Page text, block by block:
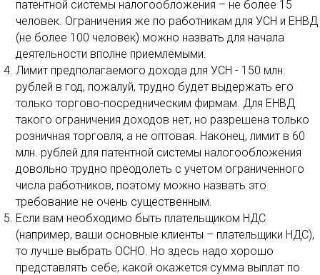
патентной системы налогообложения – не более 15
человек. Ограничения же по работникам для УСН и ЕНВД
(не более 100 человек) можно назвать для начала
деятельности вполне приемлемыми.
Лимит предполагаемого дохода для УСН - 150 млн.
рублей в год, пожалуй, трудно будет выдержать его
только торгово-посредническим фирмам. Для ЕНВД
такого ограничения доходов нет, но разрешена только
розничная торговля, а не оптовая. Наконец, лимит в 60
млн. рублей для патентной системы налогообложения
довольно трудно преодолеть с учетом ограниченного
числа работников, поэтому можно назвать это
требование не очень существенным.
Если вам необходимо быть плательщиком НДС
(например, ваши основные клиенты – плательщики НДС),
то лучше выбрать ОСНО. Но здесь надо хорошо
представлять себе, какой окажется сумма выплат по